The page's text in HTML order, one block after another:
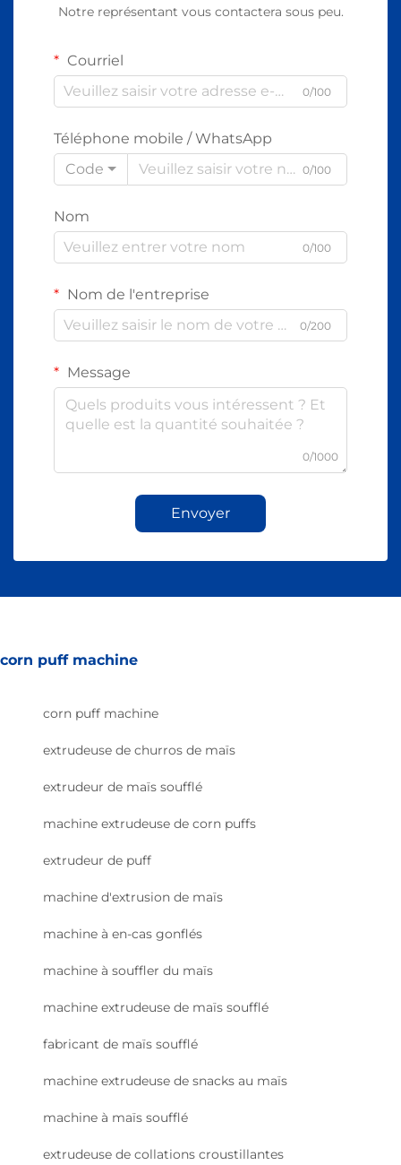
Notre représentant vous contactera sous peu.
Courriel
0/100
Téléphone mobile / WhatsApp
Code
0/100
Nom
0/100
Nom de l'entreprise
0/200
Message
0/1000
Envoyer
corn puff machine
corn puff machine
extrudeuse de churros de maïs
extrudeur de maïs soufflé
machine extrudeuse de corn puffs
extrudeur de puff
machine d'extrusion de maïs
machine à en-cas gonflés
machine à souffler du maïs
machine extrudeuse de maïs soufflé
fabricant de maïs soufflé
machine extrudeuse de snacks au maïs
machine à maïs soufflé
extrudeuse de collations croustillantes